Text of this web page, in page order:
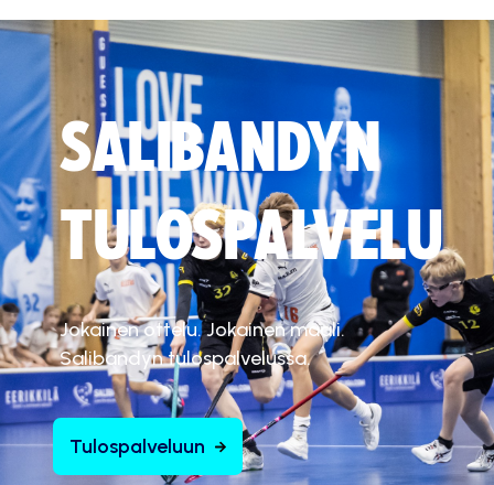
SALIBANDYN
TULOSPALVELU
Jokainen ottelu. Jokainen maali.
Salibandyn tulospalvelussa.
Tulospalveluun